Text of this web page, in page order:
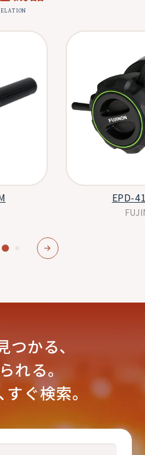
EPD-
つかる､
れる｡
ぐ検索。